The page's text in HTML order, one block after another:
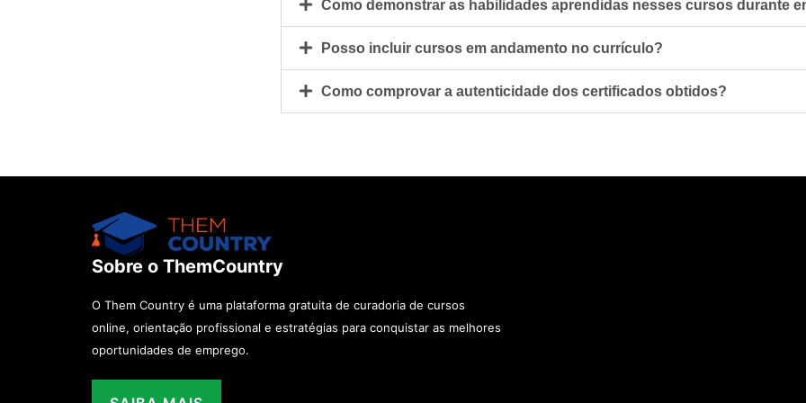
Como demonstrar as habilidades aprendidas nesses cursos durante
Posso incluir cursos em andamento no currículo?
Como comprovar a autenticidade dos certificados obtidos?
Sobre o ThemCountry
O Them Country é uma plataforma gratuita de curadoria de cursos
online, orientação profissional e estratégias para conquistar as melhores
oportunidades de emprego.